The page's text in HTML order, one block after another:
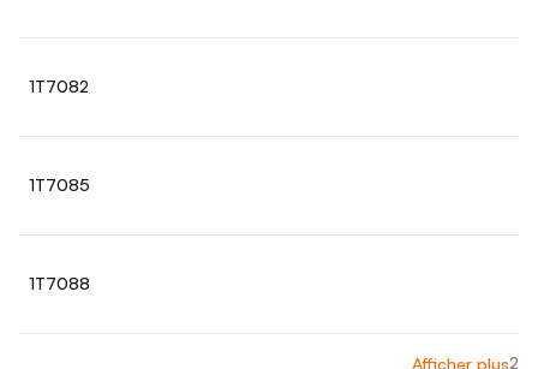
1T7082
1T7085
1T7088
Afficher plus2